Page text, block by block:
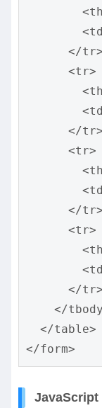
      </tr>
      <tr>
      </tr>
      <tr>
      </tr>
      <tr>
      </tr>
</
  </table>
</form>
JavaScript